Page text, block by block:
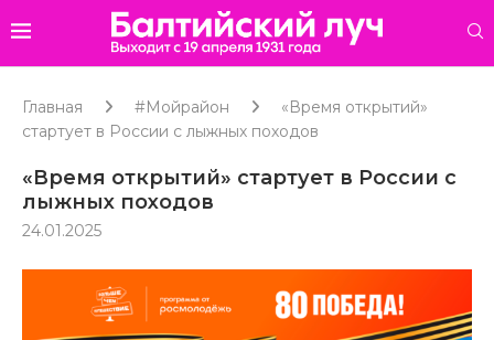
Главная #Мойрайон
«Время открытий»
стартует в России с лыжных походов
«Время открытий» стартует в России с
лыжных походов
24.01.2025